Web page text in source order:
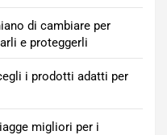
di cambiare per
e proteggerli
i prodotti adatti per
migliori per i